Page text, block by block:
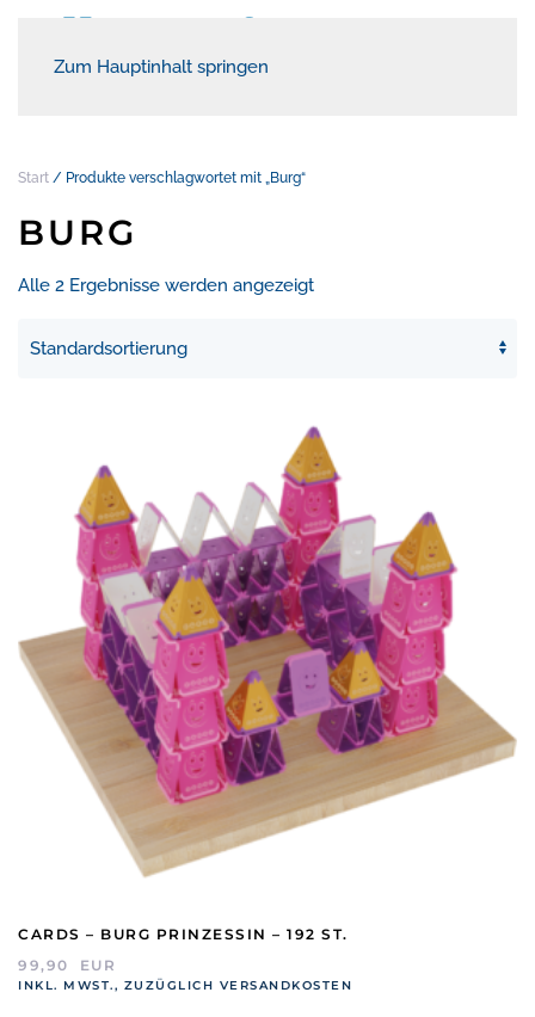
Zum Hauptinhalt springen
Start / Produkte verschlagwortet mit „Burg“
BURG
Alle 2 Ergebnisse werden angezeigt
CARDS – BURG PRINZESSIN – 192 ST.
99,90
EUR
INKL. MWST., ZUZÜGLICH VERSANDKOSTEN